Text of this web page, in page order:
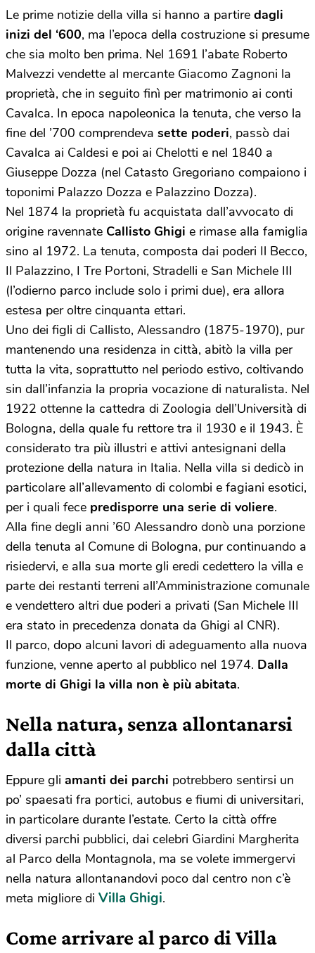
Le prime notizie della villa si hanno a partire dagli
inizi del ‘600, ma l’epoca della costruzione si presume
che sia molto ben prima. Nel 1691 l’abate Roberto
Malvezzi vendette al mercante Giacomo Zagnoni la
proprietà, che in seguito finì per matrimonio ai conti
Cavalca. In epoca napoleonica la tenuta, che verso la
fine del ’700 comprendeva sette poderi, passò dai
Cavalca ai Caldesi e poi ai Chelotti e nel 1840 a
Giuseppe Dozza (nel Catasto Gregoriano compaiono i
toponimi Palazzo Dozza e Palazzino Dozza).
Nel 1874 la proprietà fu acquistata dall’avvocato di
origine ravennate Callisto Ghigi e rimase alla famiglia
sino al 1972. La tenuta, composta dai poderi Il Becco,
Il Palazzino, I Tre Portoni, Stradelli e San Michele III
(l’odierno parco include solo i primi due), era allora
estesa per oltre cinquanta ettari.
Uno dei figli di Callisto, Alessandro (1875-1970), pur
mantenendo una residenza in città, abitò la villa per
tutta la vita, soprattutto nel periodo estivo, coltivando
sin dall’infanzia la propria vocazione di naturalista. Nel
1922 ottenne la cattedra di Zoologia dell’Università di
Bologna, della quale fu rettore tra il 1930 e il 1943. È
considerato tra più illustri e attivi antesignani della
protezione della natura in Italia. Nella villa si dedicò in
particolare all’allevamento di colombi e fagiani esotici,
per i quali fece predisporre una serie di voliere.
Alla fine degli anni ’60 Alessandro donò una porzione
della tenuta al Comune di Bologna, pur continuando a
risiedervi, e alla sua morte gli eredi cedettero la villa e
parte dei restanti terreni all’Amministrazione comunale
e vendettero altri due poderi a privati (San Michele III
era stato in precedenza donata da Ghigi al CNR).
Il parco, dopo alcuni lavori di adeguamento alla nuova
funzione, venne aperto al pubblico nel 1974. Dalla
morte di Ghigi la villa non è più abitata.
Nella natura, senza allontanarsi
dalla città
Eppure gli amanti dei parchi potrebbero sentirsi un
po’ spaesati fra portici, autobus e fiumi di universitari,
in particolare durante l’estate. Certo la città offre
diversi parchi pubblici, dai celebri Giardini Margherita
al Parco della Montagnola, ma se volete immergervi
nella natura allontanandovi poco dal centro non c’è
meta migliore di Villa Ghigi.
Come arrivare al parco di Villa